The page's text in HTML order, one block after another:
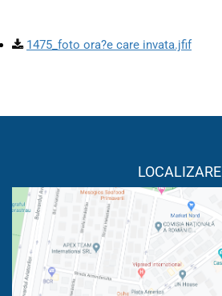
1475_foto ora?e care invata.jfif
LOCALIZARE